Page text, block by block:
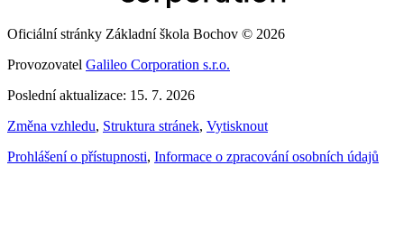
Oficiální stránky Základní škola Bochov © 2026
Provozovatel Galileo Corporation s.r.o.
Poslední aktualizace: 15. 7. 2026
Změna vzhledu, Struktura stránek, Vytisknout
Prohlášení o přístupnosti, Informace o zpracování osobních údajů